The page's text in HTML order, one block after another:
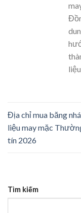
Địa chỉ mua băng
liệu may mặc
tín 2026
Tìm kiếm